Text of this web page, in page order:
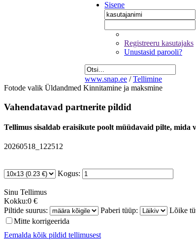
Sisene
Registreeru kasutajaks
Unustasid parooli?
www.snap.ee / Tellimine
Fotode valik Üldandmed Kinnitamine ja maksmine
Vahendatavad partnerite pildid
Tellimus sisaldab eraisikute poolt müüdavaid pilte,
20260518_122512
Kogus:
Sinu Tellimus
Kokku:0 €
Piltide suurus:
Paberi tüüp: Lõike
Mitte korrigeerida
Eemalda kõik pildid tellimusest